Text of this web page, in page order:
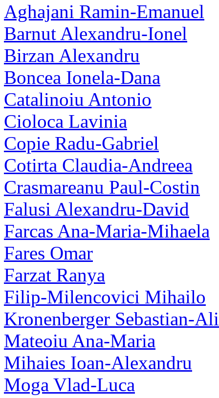
Aghajani Ramin-Emanuel
Barnut Alexandru-Ionel
Birzan Alexandru
Boncea Ionela-Dana
Catalinoiu Antonio
Cioloca Lavinia
Copie Radu-Gabriel
Cotirta Claudia-Andreea
Crasmareanu Paul-Costin
Falusi Alexandru-David
Farcas Ana-Maria-Mihaela
Fares Omar
Farzat Ranya
Filip-Milencovici Mihailo
Kronenberger Sebastian-
Mateoiu Ana-Maria
Mihaies Ioan-Alexandru
Moga Vlad-Luca